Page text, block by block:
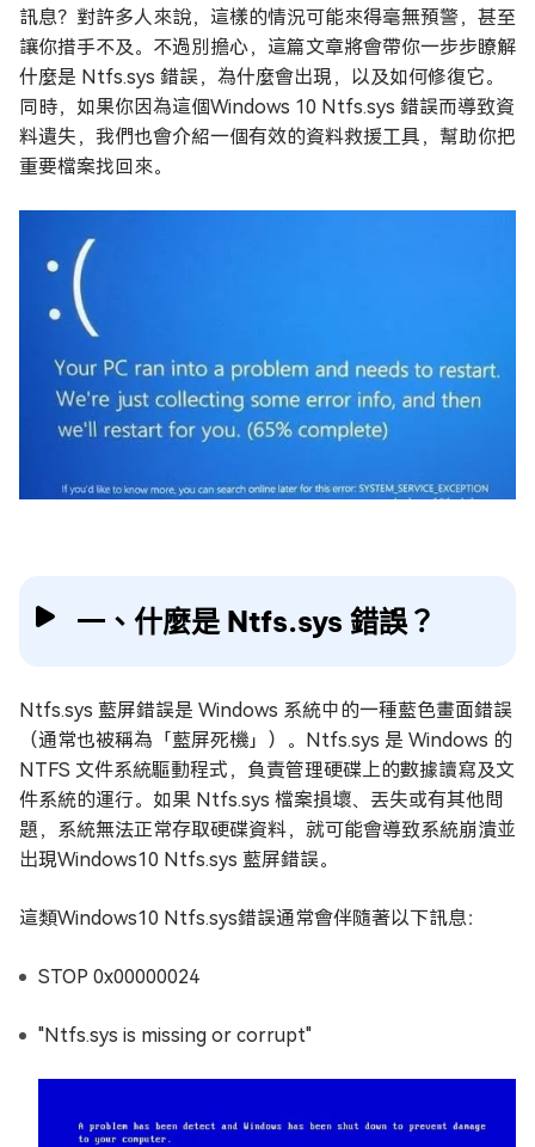
訊息？對許多人來說，這樣的情況可能來得毫無預警，甚至
讓你措手不及。不過別擔心，這篇文章將會帶你一步步瞭解
什麼是 Ntfs.sys 錯誤，為什麼會出現，以及如何修復它。
同時，如果你因為這個Windows 10 Ntfs.sys 錯誤而導致資
料遺失，我們也會介紹一個有效的資料救援工具，幫助你把
重要檔案找回來。
一、什麼是 Ntfs.sys 錯誤？
Ntfs.sys 藍屏錯誤是 Windows 系統中的一種藍色畫面錯誤
（通常也被稱為「藍屏死機」）。Ntfs.sys 是 Windows 的
NTFS 文件系統驅動程式，負責管理硬碟上的數據讀寫及文
件系統的運行。如果 Ntfs.sys 檔案損壞、丟失或有其他問
題，系統無法正常存取硬碟資料，就可能會導致系統崩潰並
出現Windows10 Ntfs.sys 藍屏錯誤。
這類Windows10 Ntfs.sys錯誤通常會伴隨著以下訊息：
STOP 0x00000024
"Ntfs.sys is missing or corrupt"